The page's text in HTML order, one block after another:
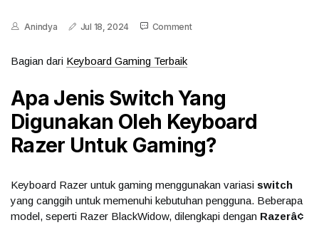
Anindya Jul 18, 2024 Comment
Bagian dari Keyboard Gaming Terbaik
Apa Jenis Switch Yang
Digunakan Oleh Keyboard
Razer Untuk Gaming?
Keyboard Razer untuk gaming menggunakan variasi switch
yang canggih untuk memenuhi kebutuhan pengguna. Beberapa
model, seperti Razer BlackWidow, dilengkapi dengan Razerâ¢